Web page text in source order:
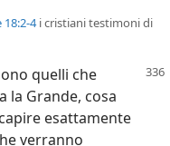
18:2-4i cristiani testimoni di
quelli che
la Grande, cosa
esattamente
verranno